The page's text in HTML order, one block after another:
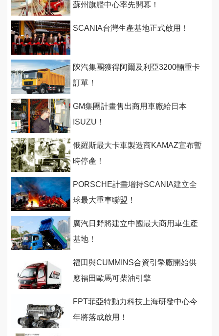
蘇州旗艦中心率先開幕！
SCANIA台灣生產基地正式啟用！
陝汽集團獲得阿爾及利亞3200輛重卡
訂單！
GM集團計畫售出商用車廠給日本
ISUZU！
俄羅斯最大卡車製造商KAMAZ宣布暫
時停產！
PORSCHE計畫增持SCANIA建立全
球最大重車聯盟！
廣汽日野將建立中國最大商用車生產
基地！
福田與CUMMINS合資引擎廠開始供
應福田歐馬可柴油引擎
FPT菲亞特動力科技上海研發中心今
年將落成啟用！